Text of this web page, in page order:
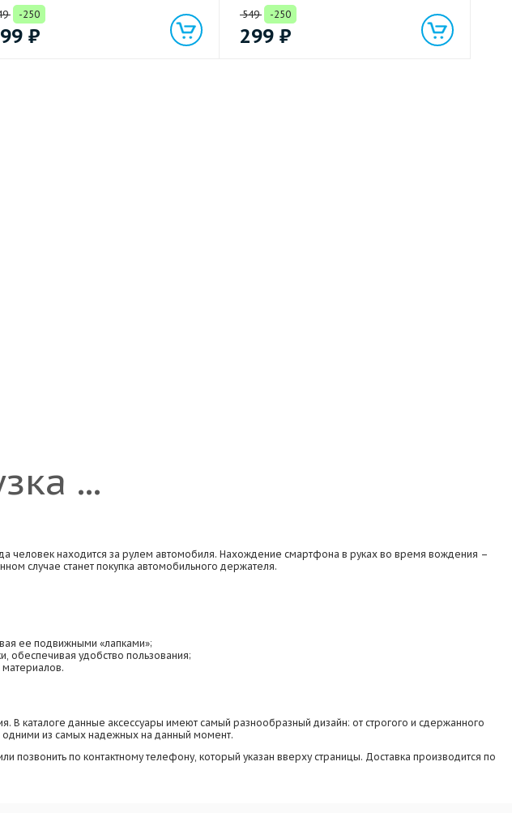
-250
₽
549 -250
299 ₽
...
человек находится за рулем автомобиля. Нахождение смартфона в руках во время вождения –
случае станет покупка автомобильного держателя.
ее подвижными «лапками»;
обеспечивая удобство пользования;
материалов.
каталоге данные аксессуары имеют самый разнообразный дизайн: от строгого и сдержанного
одними из самых надежных на данный момент.
позвонить по контактному телефону, который указан вверху страницы. Доставка производится по